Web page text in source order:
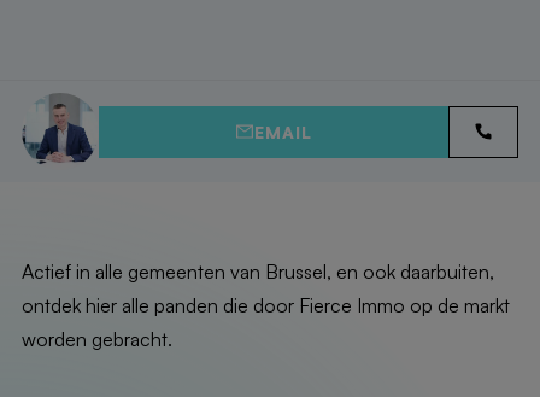
EMAIL
Actief in alle gemeenten van Brussel, en ook daarbuiten,
ontdek hier alle panden die door Fierce Immo op de markt
worden gebracht.